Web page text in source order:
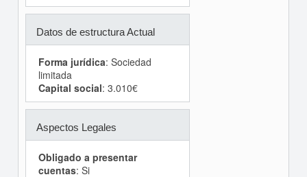
Datos de estructura Actual
Forma jurídica: Sociedad
limitada
Capital social: 3.010€
Aspectos Legales
Obligado a presentar
cuentas: Si